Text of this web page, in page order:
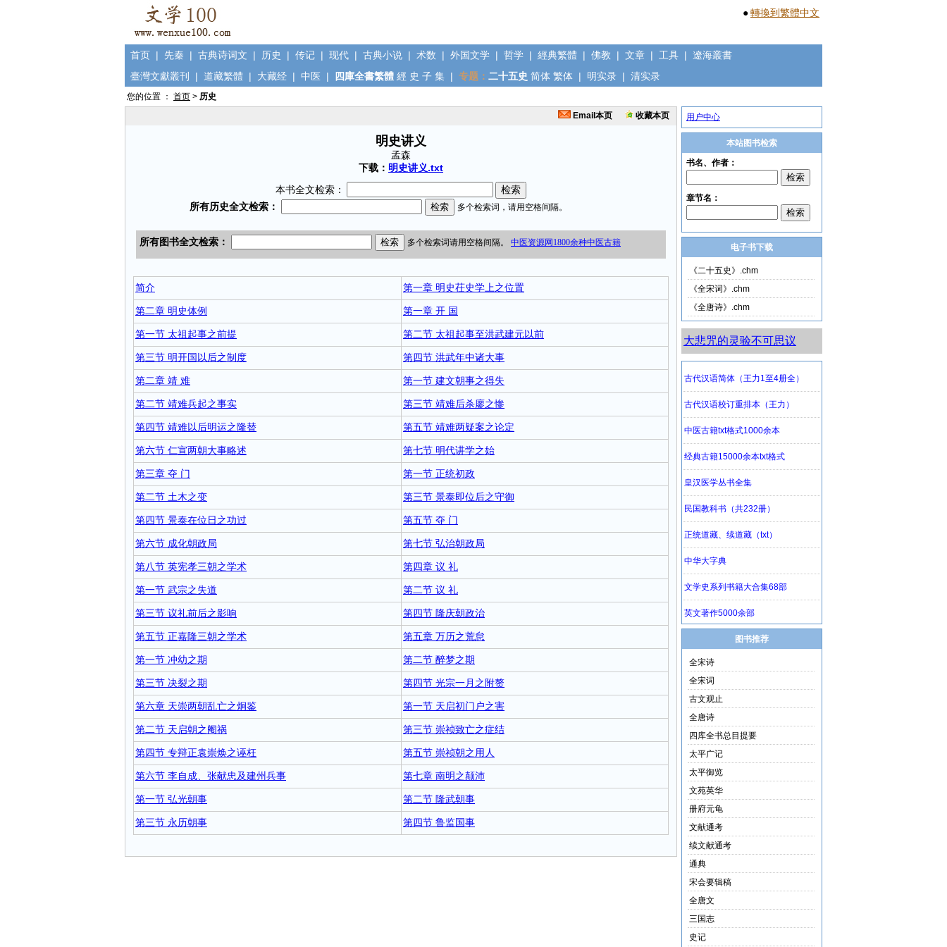
●轉換到繁體中文
首页 | 先秦 | 古典诗词文 | 历史 | 传记 | 现代 | 古典小说 | 术数 | 外国文学 | 哲学 | 經典繁體 | 佛教 | 文章 | 工具 | 遼海叢書
臺灣文獻叢刊
| 道藏繁體 | 大藏经 | 中医 | 四庫全書繁體 經 史 子 集 | 专题： 二十五史 简体 繁体 | 明实录 | 清实录
您的位置 ： 首页 > 历史
Email本页
收藏本页
明史讲义
孟森
下载： 明史讲义.txt
本书全文检索：
简介 第一章 明史茌史学上之位置
第二章 明史体例 第一章 开 国
第一节 太祖起事之前提 第二节 太祖起事至洪武建元以前
第三节 明开国以后之制度 第四节 洪武年中诸大事
第二章 靖 难 第一节 建文朝事之得失
第二节 靖难兵起之事实 第三节 靖难后杀廖之惨
第四节 靖难以后明运之隆替 第五节 靖难两疑案之论定
第六节 仁宣两朝大事略述 第七节 明代讲学之始
第三章 夺 门 第一节 正统初政
第二节 土木之变 第三节 景泰即位后之守御
第四节 景泰在位日之功过 第五节 夺 门
第六节 成化朝政局 第七节 弘治朝政局
第八节 英宪孝三朝之学术 第四章 议 礼
第一节 武宗之失道 第二节 议 礼
第三节 议礼前后之影响 第四节 隆庆朝政治
第五节 正嘉隆三朝之学术 第五章 万历之荒怠
第一节 冲幼之期 第二节 醉梦之期
第三节 决裂之期 第四节 光宗一月之附赘
第六章 天崇两朝乱亡之炯鉴 第一节 天启初门户之害
第二节 天启朝之阉祸 第三节 崇祯致亡之症结
第四节 专辩正袁崇焕之诬枉 第五节 崇祯朝之用人
第六节 李自成、张献忠及建州兵事 第七章 南明之颠沛
第一节 弘光朝事 第二节 隆武朝事
第三节 永历朝事 第四节 鲁监国事
用户中心
本站图书检索
电子书下载
《二十五史》.chm
《全宋词》.chm
《全唐诗》.chm
大悲咒的灵验不可思议
图书推荐
全宋诗
全宋词
古文观止
全唐诗
四库全书总目提要
太平广记
太平御览
文苑英华
册府元龟
文献通考
续文献通考
通典
宋会要辑稿
全唐文
三国志
史记